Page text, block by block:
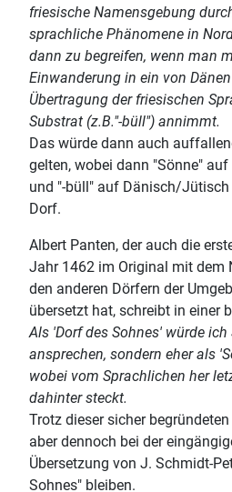
friesische Namensgebung
sprachliche Phänomene in
dann zu begreifen, wenn man
Einwanderung in ein von
Übertragung der friesischen
Substrat (z.B."-büll") annimmt.
Das würde dann auch
gelten, wobei dann "Sönne"
und "-büll" auf Dänisch/
Dorf.
Albert Panten, der auch die
Jahr 1462 im Original mit dem
den anderen Dörfern der
übersetzt hat, schreibt in einer
Als 'Dorf des Sohnes' würde
ansprechen, sondern eher als
wobei vom Sprachlichen her
dahinter steckt.
Trotz dieser sicher
aber dennoch bei der
Übersetzung von J. Schmidt-
Sohnes" bleiben.